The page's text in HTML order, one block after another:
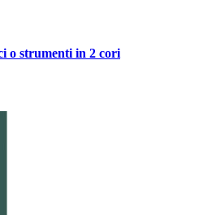
o strumenti in 2 cori